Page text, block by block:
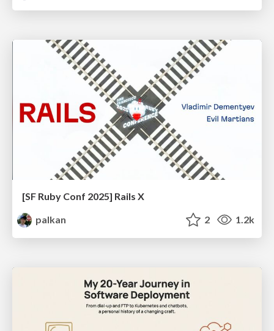
[SF Ruby Conf 2025] Rails X
palkan
2 1.2k